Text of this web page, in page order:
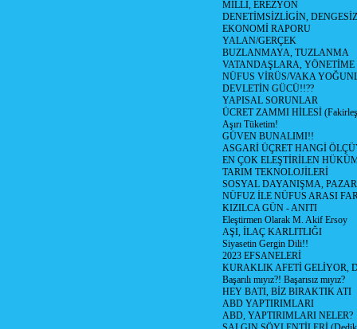
MİLLİ, EREZYON
DENETİMSİZLİGİN,
EKONOMİ RAPORU
YALAN/GERÇEK
BUZLANMAYA, TUZLANMA
VATANDAŞLARA,
NÜFUS VİRÜS/VAKA
DEVLETİN GÜCÜ!!??
YAPISAL SORUNLAR
ÜCRET ZAMMI HİLESİ
Aşırı Tüketim!
GÜVEN BUNALIMI!!
ASGARİ ÜÇRET HANGİ
EN ÇOK ELEŞTİRİLEN
TARIM TEKNOLOJİLERİ
SOSYAL DAYANIŞMA,
NÜFUZ İLE NÜFUS ARASI
KIZILCA GÜN - ANITI
Eleştirmen Olarak M. Akif Ersoy
AŞI, İLAÇ KARLITLIĞI
Siyasetin Gergin Dili!!
2023 EFSANELERİ
KURAKLIK AFETİ GELİYOR,
Başarılı mıyız?! Başarısız mıyız?
HEY BATI, BİZ BIRAKTIK ATI
ABD YAPTIRIMLARI
ABD, YAPTIRIMLARI NELER?